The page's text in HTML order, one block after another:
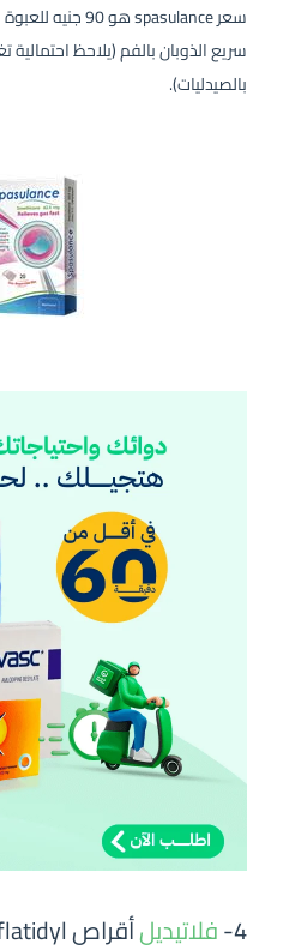
سريع الذوبان بالفم (يلاحظ احتمالية
بالصيدليات).
4- فلاتيديلأقراص flatidyl